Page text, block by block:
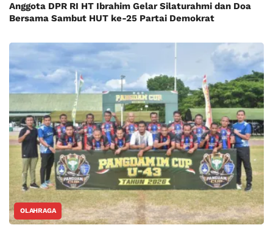
Anggota DPR RI HT Ibrahim Gelar Silaturahmi dan Doa
Bersama Sambut HUT ke-25 Partai Demokrat
OLAHRAGA